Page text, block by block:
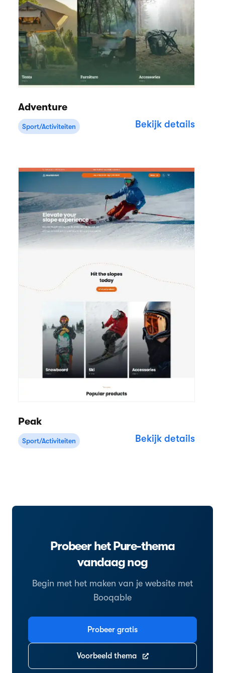
Adventure
Sport/Activiteiten Bekijk details
Peak
Sport/Activiteiten Bekijk details
Probeer het Pure-thema
vandaag nog
Begin met het maken van je website met
Booqable
Probeer gratis
Voorbeeld thema